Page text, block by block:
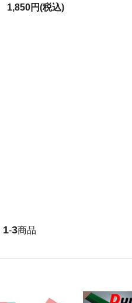
1,850円(税込)
1-3商品